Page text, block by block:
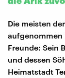
Die meisten
aufgenommen
Freunde: Sein
und dessen
Heimatstadt